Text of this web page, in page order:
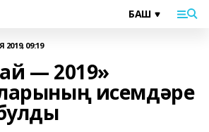
2019, 09:19
— 2019»
исемдәре